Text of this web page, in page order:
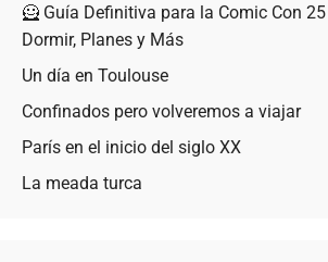
🦸 Guía Definitiva para la Comic Con
Dormir, Planes y Más
Un día en Toulouse
Confinados pero volveremos a viajar
París en el inicio del siglo XX
La meada turca